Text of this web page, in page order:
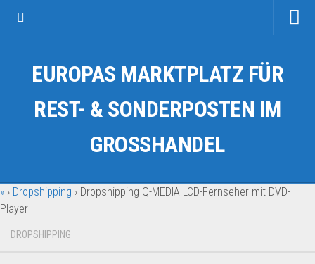
Kategorien
Auto & Motorrad
Fahrzeuge & Transport
Garten & Werkzeug
Geschenkartikel
EUROPAS MARKTPLATZ FÜR
REST- & SONDERPOSTEN IM
GROSSHANDEL
» › Dropshipping › Dropshipping Q-MEDIA LCD-Fernseher mit DVD-
Player
DROPSHIPPING